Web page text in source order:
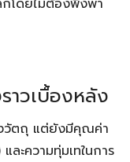
โดยไม่ต้องพึ่งพา
าวเบื้องหลัง
วัตถุ แต่ยังมีคุณค่า
และความทุ่มเทในการ